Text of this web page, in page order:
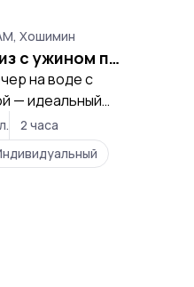
Хошимин
Вечерний круиз с ужином по Хошимину
на воде с
— идеальный
Хошимин
2 часа